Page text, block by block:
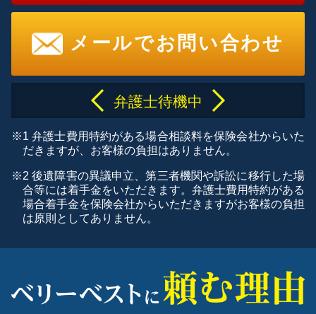
メールでお問い合わせ
弁護士待機中
※1 弁護士費用特約がある場合相談料を保険会社からいた
だきますが、お客様の負担はありません。
※2 後遺障害の異議申立、第三者機関や訴訟に移行した場
合等には着手金をいただきます。弁護士費用特約がある
場合着手金を保険会社からいただきますがお客様の負担
は原則としてありません。